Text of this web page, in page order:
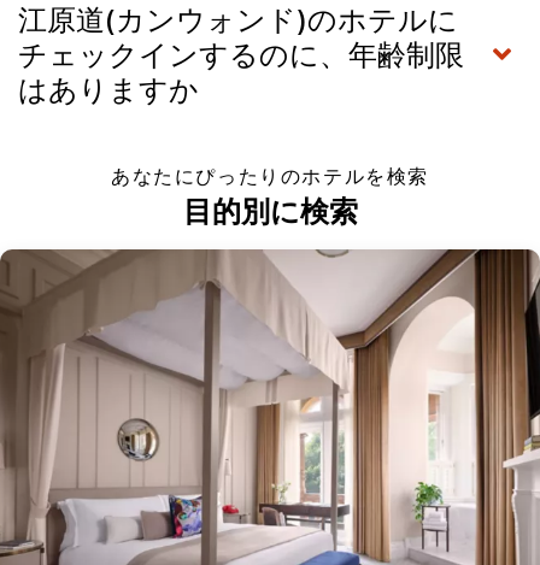
江原道(カンウォンド)のホテルに
チェックインするのに、年齢制限
はありますか
あなたにぴったりのホテルを検索
目的別に検索